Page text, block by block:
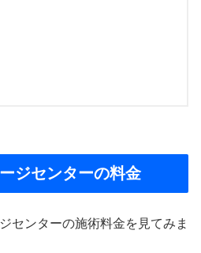
ジセンターの料金
センターの施術料金を見てみま